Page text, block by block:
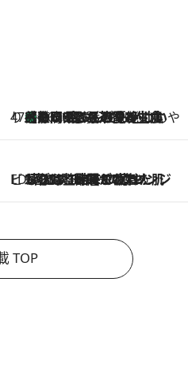
47都道府県の手みやげ ひんやりスイーツで夏を満喫
2026.8.5
【静岡県】この夏絶対食べたい 冷やしておいしいおやつ3選 お茶香る生食感のふるふるゼリー
ビューティいいもの集め EDITORS' BEST
2026.8.3
“落とす”時間が“癒やし”に。THREEのクレンジングは、酷暑で疲れた肌も心も整えてくれる！
TOP